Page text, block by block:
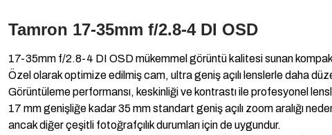
Tamron 17-35mm f/2.8-4 DI OSD
17-35mm f/2.8-4 DI OSD mükemmel görüntü kalitesi sunan
Özel olarak optimize edilmiş cam, ultra geniş açılı lenslerle daha
Görüntüleme performansı, keskinliği ve kontrastı ile profesyonel
17 mm genişliğe kadar 35 mm standart geniş açılı zoom aralığı
ancak diğer çeşitli fotoğrafçılık durumları için de uygundur.